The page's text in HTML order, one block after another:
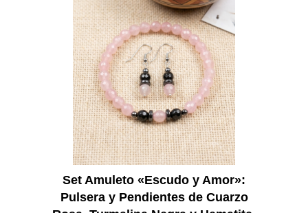
Set Amuleto «Escudo y Amor»:
Pulsera y Pendientes de Cuarzo